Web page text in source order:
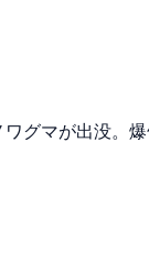
グマが出没。